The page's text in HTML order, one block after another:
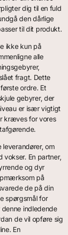
dig til en fuld
den dårlige
til dit produkt.
ikke kun på
alle
fragt. Dette
ordre. Et
gebyrer, der
er især vigtigt
kræves for vores
om
vokser. En partner,
og dyr
på
de på din
spørgsmål for
indledende
de vil opføre sig
En